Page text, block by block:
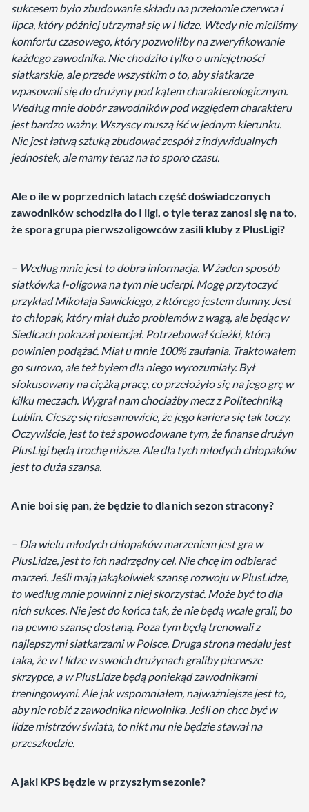
sukcesem było zbudowanie składu na przełomie czerwca i
lipca, który później utrzymał się w I lidze. Wtedy nie mieliśmy
komfortu czasowego, który pozwoliłby na zweryfikowanie
każdego zawodnika. Nie chodziło tylko o umiejętności
siatkarskie, ale przede wszystkim o to, aby siatkarze
wpasowali się do drużyny pod kątem charakterologicznym.
Według mnie dobór zawodników pod względem charakteru
jest bardzo ważny. Wszyscy muszą iść w jednym kierunku.
Nie jest łatwą sztuką zbudować zespół z indywidualnych
jednostek, ale mamy teraz na to sporo czasu.
Ale o ile w poprzednich latach część doświadczonych
zawodników schodziła do I ligi, o tyle teraz zanosi się na to,
że spora grupa pierwszoligowców zasili kluby z PlusLigi?
– Według mnie jest to dobra informacja. W żaden sposób
siatkówka I-oligowa na tym nie ucierpi. Mogę przytoczyć
przykład Mikołaja Sawickiego, z którego jestem dumny. Jest
to chłopak, który miał dużo problemów z wagą, ale będąc w
Siedlcach pokazał potencjał. Potrzebował ścieżki, którą
powinien podążać. Miał u mnie 100% zaufania. Traktowałem
go surowo, ale też byłem dla niego wyrozumiały. Był
sfokusowany na ciężką pracę, co przełożyło się na jego grę w
kilku meczach. Wygrał nam chociażby mecz z Politechniką
Lublin. Cieszę się niesamowicie, że jego kariera się tak toczy.
Oczywiście, jest to też spowodowane tym, że finanse drużyn
PlusLigi będą trochę niższe. Ale dla tych młodych chłopaków
jest to duża szansa.
A nie boi się pan, że będzie to dla nich sezon stracony?
– Dla wielu młodych chłopaków marzeniem jest gra w
PlusLidze, jest to ich nadrzędny cel. Nie chcę im odbierać
marzeń. Jeśli mają jakąkolwiek szansę rozwoju w PlusLidze,
to według mnie powinni z niej skorzystać. Może być to dla
nich sukces. Nie jest do końca tak, że nie będą wcale grali, bo
na pewno szansę dostaną. Poza tym będą trenowali z
najlepszymi siatkarzami w Polsce. Druga strona medalu jest
taka, że w I lidze w swoich drużynach graliby pierwsze
skrzypce, a w PlusLidze będą poniekąd zawodnikami
treningowymi. Ale jak wspomniałem, najważniejsze jest to,
aby nie robić z zawodnika niewolnika. Jeśli on chce być w
lidze mistrzów świata, to nikt mu nie będzie stawał na
przeszkodzie.
A jaki KPS będzie w przyszłym sezonie?